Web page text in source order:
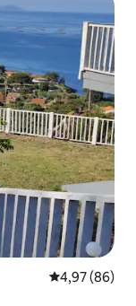
Vidējais
4,97 (86)